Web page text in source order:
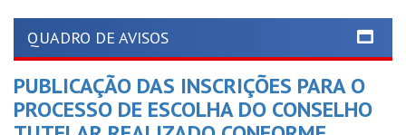
QUADRO DE AVISOS
PUBLICAÇÃO DAS INSCRIÇÕES PARA O
PROCESSO DE ESCOLHA DO CONSELHO